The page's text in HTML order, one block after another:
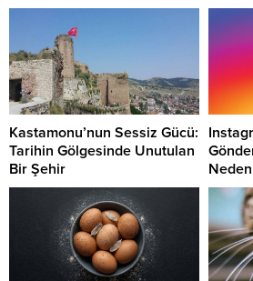
Kastamonu’nun Sessiz Gücü:
Tarihin Gölgesinde Unutulan
Bir Şehir